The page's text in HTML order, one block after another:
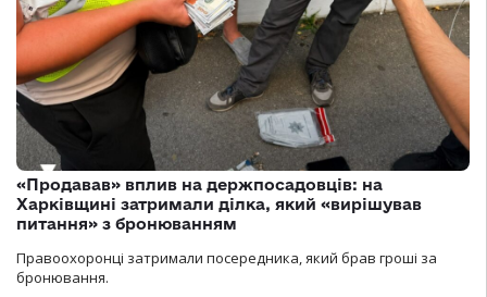
«Продавав» вплив на держпосадовців: на
Харківщині затримали ділка, який «вирішував
питання» з бронюванням
Правоохоронці затримали посередника, який брав гроші за
бронювання.